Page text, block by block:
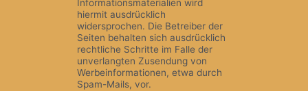
Informationsmaterialien wird
hiermit ausdrücklich
widersprochen. Die Betreiber der
Seiten behalten sich ausdrücklich
rechtliche Schritte im Falle der
unverlangten Zusendung von
Werbeinformationen, etwa durch
Spam-Mails, vor.